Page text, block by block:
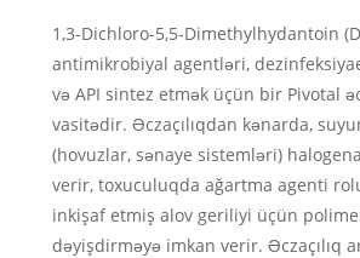
1,3-Dichloro-5,5-Dimethylhydantoin
antimikrobiyal agentləri,
və API sintez etmək üçün bir Pivotal
vasitədir. Əczaçılıqdan kənarda,
(hovuzlar, sənaye sistemləri)
verir, toxuculuqda ağartma agenti
inkişaf etmiş alov geriliyi üçün
dəyişdirməyə imkan verir. Əczaçılıq